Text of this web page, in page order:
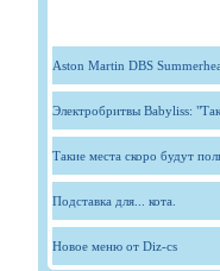
Aston Martin DBS
Электробритвы Babyliss:
Такие места скоро будут
Подставка для... кота.
Новое меню от Diz-cs